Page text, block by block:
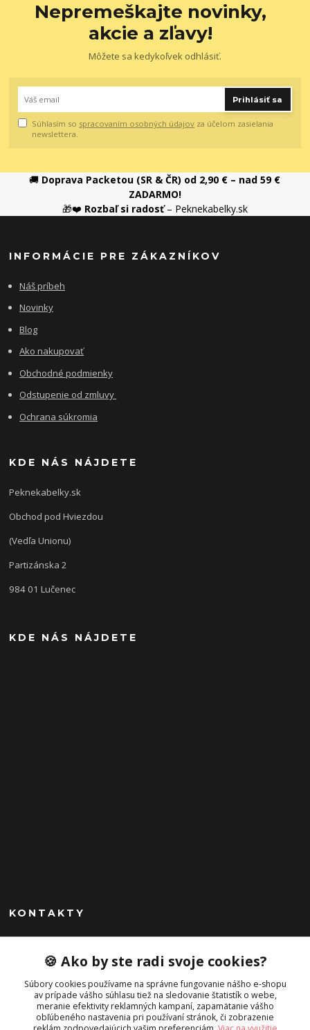
Nepremeškajte novinky,
akcie a zľavy!
Môžete sa kedykoľvek odhlásiť.
Prihlásiť sa
Súhlasím so spracovaním osobných údajov za účelom zasielania
newslettera.
🚚 Doprava Packetou (SR & ČR) od 2,90 € – nad 59 €
ZADARMO!
🎁❤️ Rozbaľ si radosť– Peknekabelky.sk
INFORMÁCIE PRE ZÁKAZNÍKOV
Náš príbeh
Novinky
Blog
Ako nakupovať
Obchodné podmienky
Odstupenie od zmluvy
Ochrana súkromia
KDE NÁS NÁJDETE
Peknekabelky.sk
Obchod pod Hviezdou
(Vedľa Unionu)
Partizánska 2
984 01 Lučenec
KDE NÁS NÁJDETE
KONTAKTY
Peknekabelky.sk
+421 949747302
Po-Pia 10-16
info@peknekabelky.sk
🍪 Ako by ste radi svoje cookies?
Súbory cookies používame na správne fungovanie nášho e-shopu
av prípade vášho súhlasu tiež na sledovanie štatistík o webe,
meranie efektivity reklamných kampaní, zapamätanie vášho
obľúbeného nastavenia pri používaní stránok, či zobrazenie